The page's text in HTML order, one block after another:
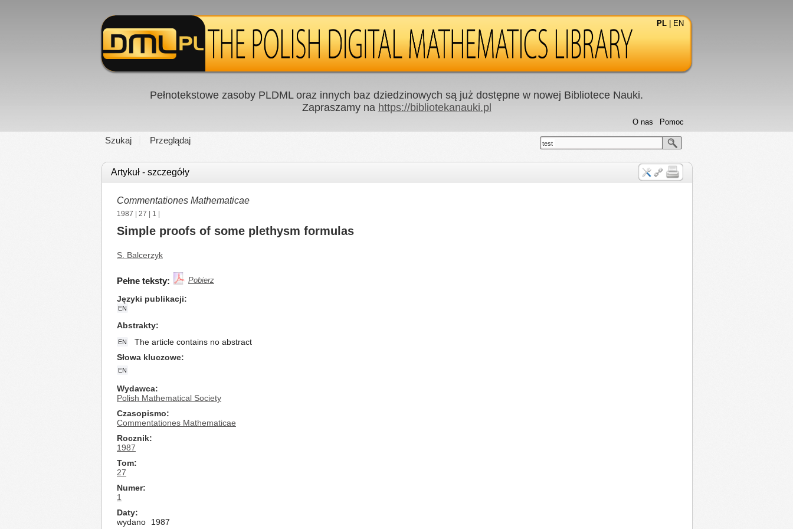
PL EN
Pełnotekstowe zasoby PLDML oraz innych baz dziedzinowych są już dostępne w nowej Bibliotece Nauki.
Zapraszamy na https://bibliotekanauki.pl
Szukaj Przeglądaj
Pomoc
O nas
test
Artykuł - szczegóły
Commentationes Mathematicae
1987 27 1
Simple proofs of some plethysm formulas
S. Balcerzyk
Pełne teksty: Pobierz
Języki publikacji
EN
Abstrakty
EN
The article contains no abstract
Słowa kluczowe
EN
Wydawca
Polish Mathematical Society
Czasopismo
Commentationes Mathematicae
Rocznik
1987
Tom
27
Numer
1
Daty
wydano
1987